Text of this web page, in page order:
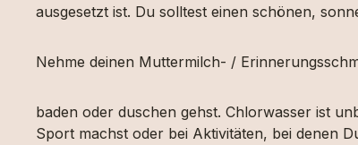
ausgesetzt ist. Du solltest einen schönen,
Nehme deinen Muttermilch- /
baden oder duschen gehst. Chlorwasser ist
Sport machst oder bei Aktivitäten, bei denen